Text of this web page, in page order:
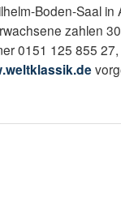
Boden-Saal
zahlen
0151 125 855